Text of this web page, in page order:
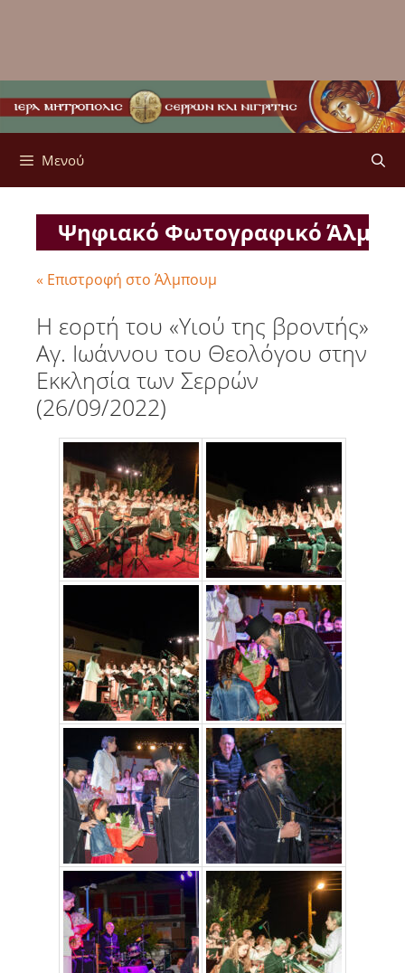
Μενού
Ψηφιακό Φωτογραφικό
« Επιστροφή στο Άλμπουμ
Η εορτή του «Υιού της βροντής»
Αγ. Ιωάννου του Θεολόγου στην
Εκκλησία των Σερρών
(26/09/2022)